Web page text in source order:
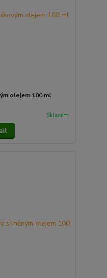
olejem 100 ml
Skladem